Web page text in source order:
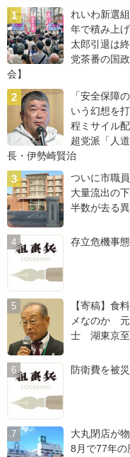
れいわ新選
年で積み上
太郎引退は
党茶番の国
会】
「安全保障
いう幻想を
程ミサイル
超党派「人
長・伊勢崎賢治
ついに市職
大量流出の
半数が去る
存立危機事
【寄稿】食
メなのか 元
士 湖東京至
防衛費を被
大丸閉店が
8月で77年